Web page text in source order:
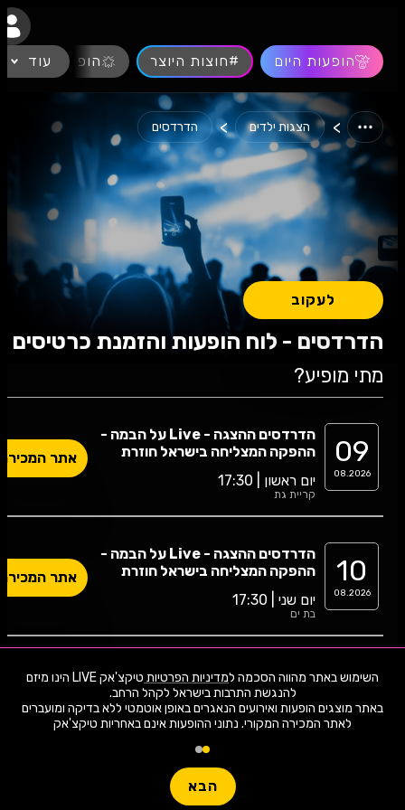
השימוש באתר מהווה הסכמה למדיניות הפרטיות
טיקצ'אק LIVE הינו מיזם
באתר מוצגים הופעות ואירועים הנאגרים באופן אוטמטי ללא בדיקה ומועברים
לאתר המכירה המקורי. נתוני ההופעות אינם באחריות טיקצ'אק
הבא
הופעות היום #חוצות היוצר הופעות חיות
עוד
> הצגות ילדים > הדרדסים
הדרדסים - לוח הופעות והזמנת כרטיסים
לעקוב
מתי מופיע?
09
08.2026
הדרדסים ההצגה - Live על הבמה -
ההפקה המצליחה בישראל חוזרת
לבמות למספר הצגות מוגבל!
יום ראשון | 17:30
קריית גת
אתר המכירה
10
08.2026
הדרדסים ההצגה - Live על הבמה -
ההפקה המצליחה בישראל חוזרת
לבמות למספר הצגות מוגבל!
יום שני | 17:30
בת ים
אתר המכירה
21
08.2026
הדרדסים ההצגה - Live על הבמה -
ההפקה המצליחה בישראל חוזרת
לבמות למספר הצגות מוגבל!
יום שישי | 10:00